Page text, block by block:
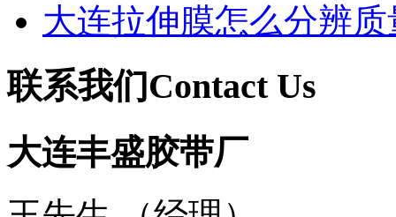
大连拉伸膜怎么分辨
联系我们 Contact Us
大连丰盛胶带厂